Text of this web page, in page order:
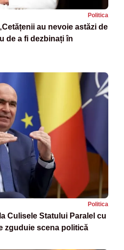
Politica
au nevoie astăzi de
de a fi dezbinați în
Politica
Culisele Statului Paralel cu
zguduie scena politică